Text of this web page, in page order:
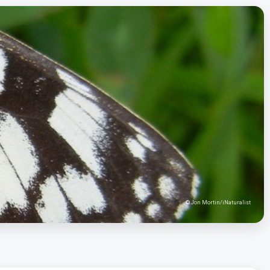
© Jon Mortin/iNaturalist